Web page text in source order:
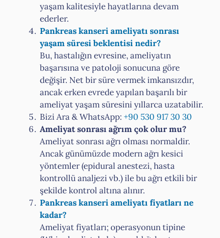
yaşam kalitesiyle hayatlarına devam
ederler.
Pankreas kanseri ameliyatı sonrası
yaşam süresi beklentisi nedir?
Bu, hastalığın evresine, ameliyatın
başarısına ve patoloji sonucuna göre
değişir. Net bir süre vermek imkansızdır,
ancak erken evrede yapılan başarılı bir
ameliyat yaşam süresini yıllarca uzatabilir.
Bizi Ara & WhatsApp: +90 530 917 30 30
Ameliyat sonrası ağrım çok olur mu?
Ameliyat sonrası ağrı olması normaldir.
Ancak günümüzde modern ağrı kesici
yöntemler (epidural anestezi, hasta
kontrollü analjezi vb.) ile bu ağrı etkili bir
şekilde kontrol altına alınır.
Pankreas kanseri ameliyatı fiyatları ne
kadar?
Ameliyat fiyatları; operasyonun tipine